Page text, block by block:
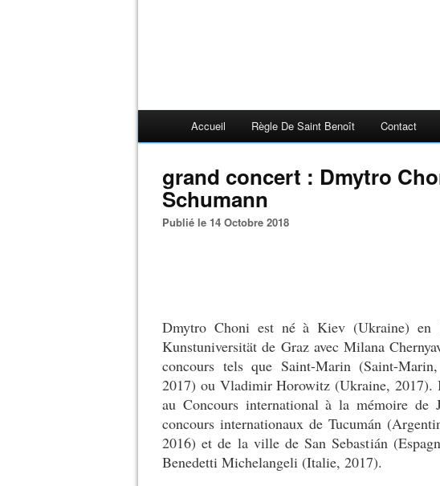
Accueil Règle De Saint Benoît Contact
grand concert : Dmytro
Schumann
Publié le 14 Octobre 2018
Dmytro Choni est né à Kiev (Ukraine) en
Kunstuniversität de Graz avec Milana
concours tels que Saint-Marin (Saint-
2017) ou Vladimir Horowitz (Ukraine, 2017).
au Concours international à la mémoire
concours internationaux de Tucumán
2016) et de la ville de San Sebastián
Benedetti Michelangeli (Italie, 2017).